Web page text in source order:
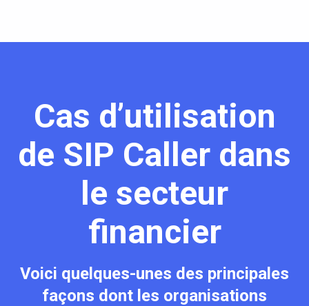
Cas d’utilisation
de SIP Caller dans
le secteur
financier
Voici quelques-unes des principales
façons dont les organisations